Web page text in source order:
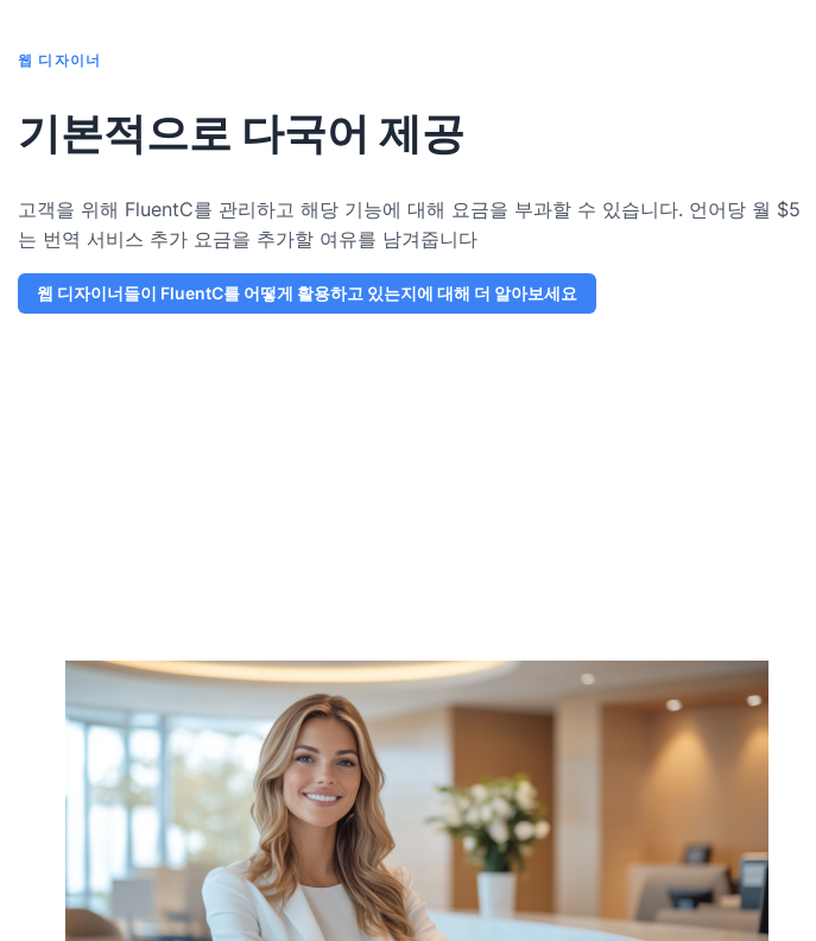
웹 디자이너
기본적으로 다국어 제공
고객을 위해 FluentC를 관리하고 해당 기능에 대해 요금을 부과할 수 있습니다. 언어당 월 $5
는 번역 서비스 추가 요금을 추가할 여유를 남겨줍니다
웹 디자이너들이 FluentC를 어떻게 활용하고 있는지에 대해 더 알아보세요